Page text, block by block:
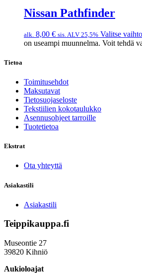
Nissan Pathfinder
alk. 8,00 € sis. ALV 25,5% Valitse
on useampi muunnelma. Voit tehdä
Tietoa
Toimitusehdot
Maksutavat
Tietosuojaseloste
Tekstiilien kokotaulukko
Asennusohjeet tarroille
Tuotetietoa
Ekstrat
Ota yhteyttä
Asiakastili
Asiakastili
Teippikauppa.fi
Museontie 27
39820 Kihniö
Aukioloajat